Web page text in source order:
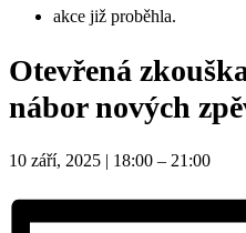
akce již proběhla.
Otevřená
nábor nových
10 září, 2025 18:00 – 21:00